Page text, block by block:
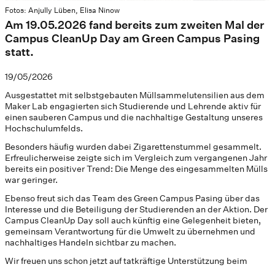
Fotos: Anjully Lüben, Elisa Ninow
Am 19.05.2026 fand bereits zum zweiten Mal der
Campus CleanUp Day am Green Campus Pasing
statt.
19/05/2026
Ausgestattet mit selbstgebauten Müllsammelutensilien aus dem
Maker Lab engagierten sich Studierende und Lehrende aktiv für
einen sauberen Campus und die nachhaltige Gestaltung unseres
Hochschulumfelds.
Besonders häufig wurden dabei Zigarettenstummel gesammelt.
Erfreulicherweise zeigte sich im Vergleich zum vergangenen Jahr
bereits ein positiver Trend: Die Menge des eingesammelten Mülls
war geringer.
Ebenso freut sich das Team des Green Campus Pasing über das
Interesse und die Beteiligung der Studierenden an der Aktion. Der
Campus CleanUp Day soll auch künftig eine Gelegenheit bieten,
gemeinsam Verantwortung für die Umwelt zu übernehmen und
nachhaltiges Handeln sichtbar zu machen.
Wir freuen uns schon jetzt auf tatkräftige Unterstützung beim